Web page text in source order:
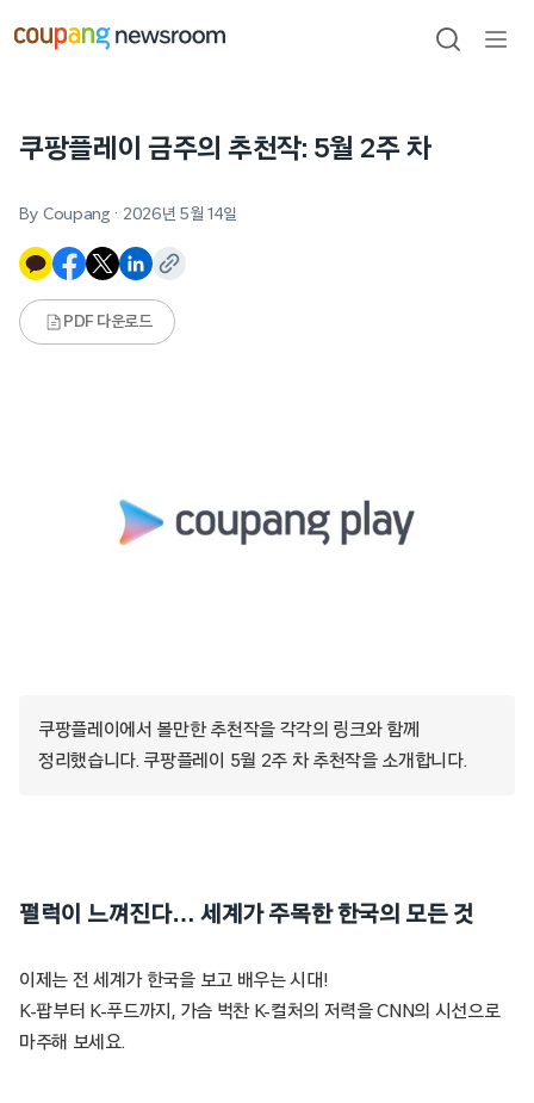
건너뛰기
검색
쿠팡플레이 금주의 추천작: 5월 2주 차
By Coupang · 2026년 5월 14일
PDF 다운로드
쿠팡플레이에서 볼만한 추천작을 각각의 링크와 함께
정리했습니다. 쿠팡플레이 5월 2주 차 추천작을 소개합니다.
펄럭이 느껴진다… 세계가 주목한 한국의 모든 것
이제는 전 세계가 한국을 보고 배우는 시대!
K-팝부터 K-푸드까지, 가슴 벅찬 K-컬처의 저력을 CNN의 시선으로
마주해 보세요.